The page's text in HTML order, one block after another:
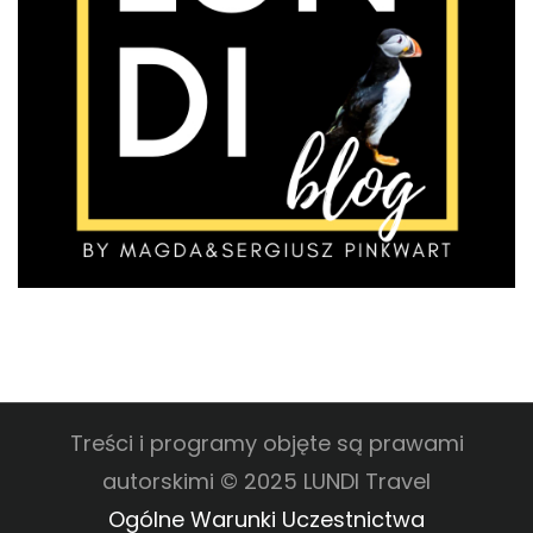
Treści i programy objęte są prawami
autorskimi © 2025 LUNDI Travel
Ogólne Warunki Uczestnictwa